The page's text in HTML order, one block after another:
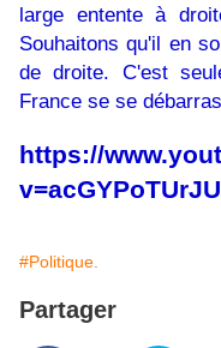
large entente à
Souhaitons qu'il en
de droite. C'est
France se se
https://
v=acGYPoTUrJU
#Politique.
Partager